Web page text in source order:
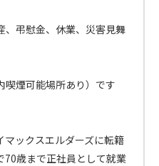
弔慰金、休業、災害見舞
煙可能場所あり）です
ックスエルダーズに転籍
70歳まで正社員として就業